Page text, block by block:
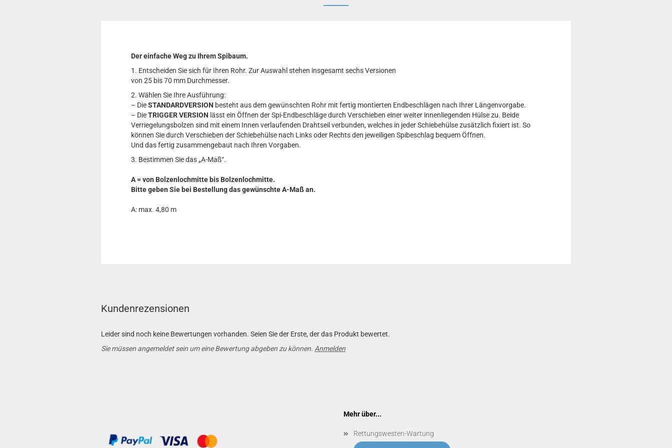
Der einfache Weg zu Ihrem Spibaum.
1. Entscheiden Sie sich für Ihren Rohr. Zur Auswahl stehen insgesamt sechs Versionen
von 25 bis 70 mm Durchmesser.
2. Wählen Sie Ihre Ausführung:
– DieSTANDARDVERSION besteht aus dem gewünschten Rohr mit fertig montierten Endbeschlägen nach Ihrer Längenvorgabe.
– DieTRIGGER VERSION lässt ein Öffnen der Spi-Endbeschläge durch Verschieben einer weiter innenliegenden Hülse zu. Beide
Verriegelungsbolzen sind mit einem Innen verlaufenden Drahtseil verbunden, welches in jeder Schiebehülse zusätzlich fixiert ist. So
können Sie durch Verschieben der Schiebehülse nach Links oder Rechts den jeweiligen Spibeschlag bequem Öffnen.
Und das fertig zusammengebaut nach Ihren Vorgaben.
3. Bestimmen Sie das „A-Maß“.
A = von Bolzenlochmitte bis Bolzenlochmitte.
Bitte geben Sie bei Bestellung das gewünschte A-Maß an.
A: max. 4,80 m
Kundenrezensionen
Leider sind noch keine Bewertungen vorhanden. Seien Sie der Erste, der das Produkt bewertet.
Sie müssen angemeldet sein um eine Bewertung abgeben zu können. Anmelden
Mehr über...
Rettungswesten-Wartung